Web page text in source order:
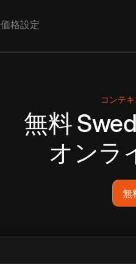
価格設定
コンテ
無料
オンラ
無